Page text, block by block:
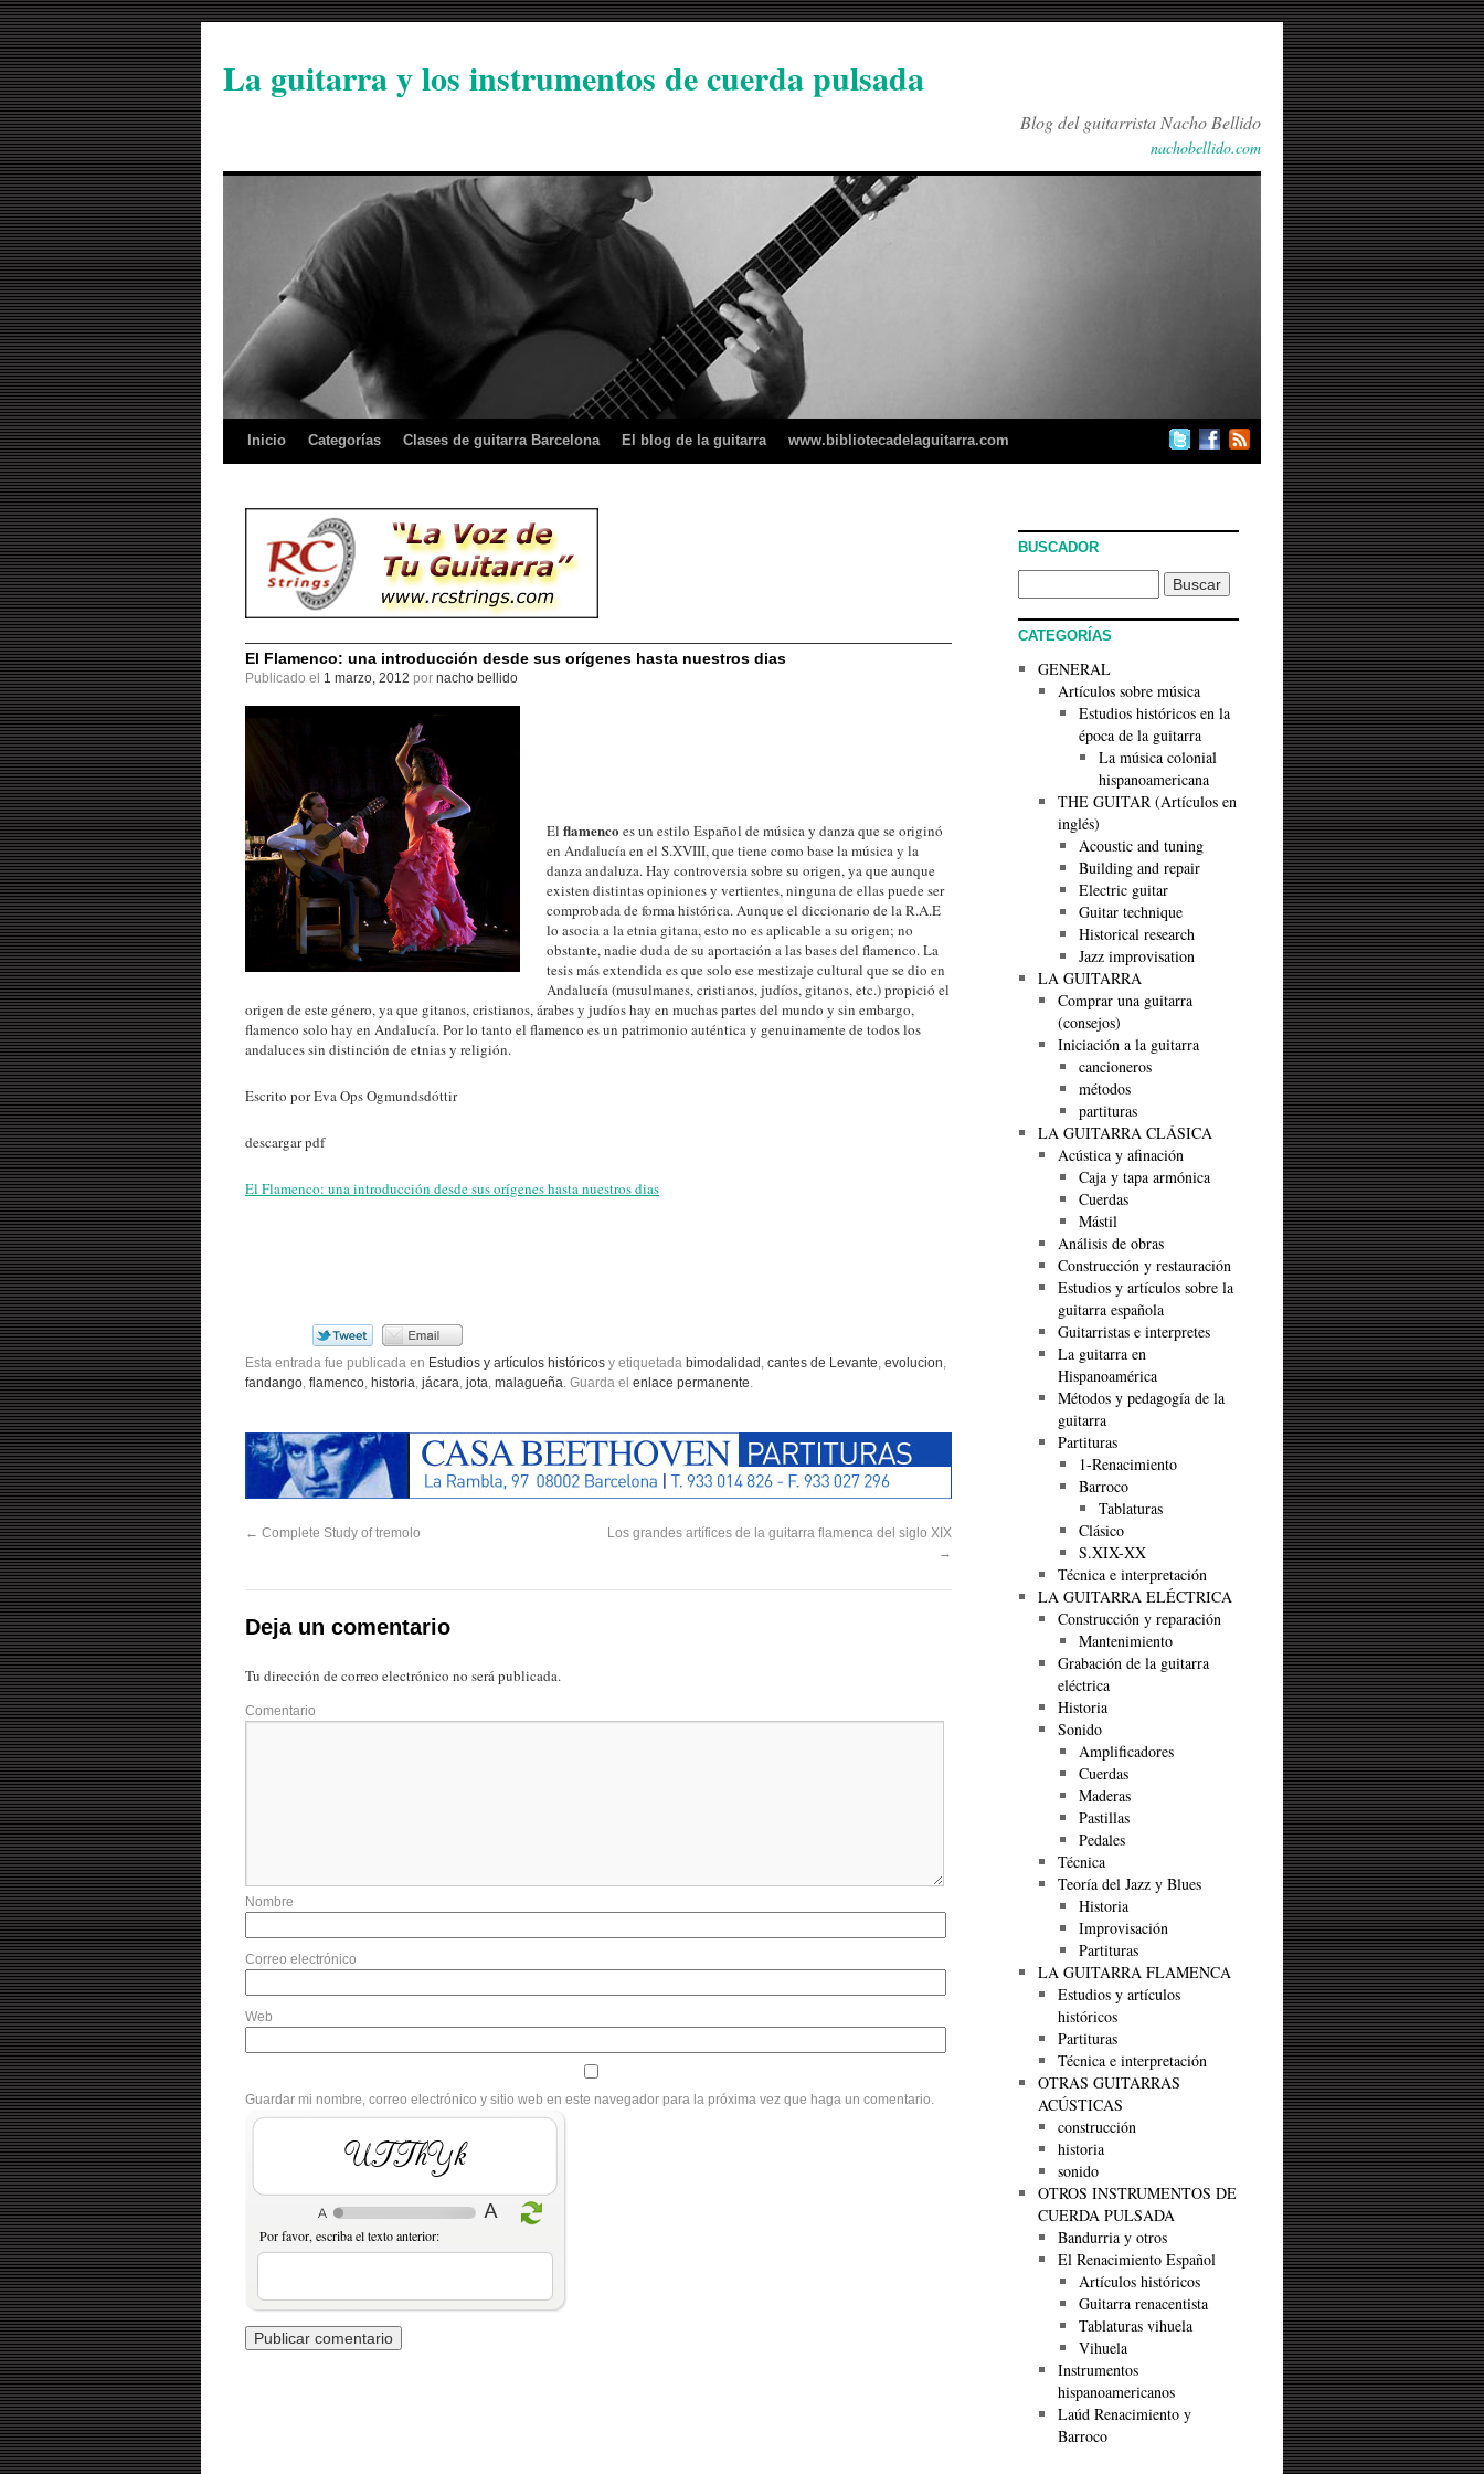
La guitarra y los instrumentos de cuerda pulsada
Blog del guitarrista Nacho Bellido
nachobellido.com
Inicio Categorías Clases de guitarra Barcelona El blog de la guitarra www.bibliotecadelaguitarra.com
El Flamenco: una introducción desde sus orígenes hasta nuestros dias
Publicado el 1 marzo, 2012 por nacho bellido
El flamenco es un estilo Español de música y danza que se originó
en Andalucía en el S.XVIII, que tiene como base la música y la
danza andaluza. Hay controversia sobre su origen, ya que aunque
existen distintas opiniones y vertientes, ninguna de ellas puede ser
comprobada de forma histórica. Aunque el diccionario de la R.A.E
lo asocia a la etnia gitana, esto no es aplicable a su origen; no
obstante, nadie duda de su aportación a las bases del flamenco. La
tesis más extendida es que solo ese mestizaje cultural que se dio en
Andalucía (musulmanes, cristianos, judíos, gitanos, etc.) propició el
origen de este género, ya que gitanos, cristianos, árabes y judíos hay en muchas partes del mundo y sin embargo,
flamenco solo hay en Andalucía. Por lo tanto el flamenco es un patrimonio auténtica y genuinamente de todos los
andaluces sin distinción de etnias y religión.
Escrito por Eva Ops Ogmundsdóttir
descargar pdf
El Flamenco: una introducción desde sus orígenes hasta nuestros dias
Esta entrada fue publicada en Estudios y artículos históricos y etiquetada bimodalidad cantes de Levante evolucion
fandango flamenco historia jácara jota malagueña . Guarda el enlace permanente
← Complete Study of tremolo
Los grandes artífices de la guitarra flamenca del siglo XIX
→
Deja un comentario
Tu dirección de correo electrónico no será publicada.
Comentario
Nombre
Correo electrónico
Web
Guardar mi nombre, correo electrónico y sitio web en este navegador para la próxima vez que haga un comentario.
oAA8qB
Por favor, escriba el texto anterior:
BUSCADOR
CATEGORÍAS
GENERAL
Artículos sobre música
Estudios históricos en la
época de la guitarra
La música colonial
hispanoamericana
THE GUITAR (Artículos en
inglés)
Acoustic and tuning
Building and repair
Electric guitar
Guitar technique
Historical research
Jazz improvisation
LA GUITARRA
Comprar una guitarra
(consejos)
Iniciación a la guitarra
cancioneros
métodos
partituras
LA GUITARRA CLÁSICA
Acústica y afinación
Caja y tapa armónica
Cuerdas
Mástil
Análisis de obras
Construcción y restauración
Estudios y artículos sobre la
guitarra española
Guitarristas e interpretes
La guitarra en
Hispanoamérica
Métodos y pedagogía de la
guitarra
Partituras
1-Renacimiento
Barroco
Tablaturas
Clásico
S.XIX-XX
Técnica e interpretación
LA GUITARRA ELÉCTRICA
Construcción y reparación
Mantenimiento
Grabación de la guitarra
eléctrica
Historia
Sonido
Amplificadores
Cuerdas
Maderas
Pastillas
Pedales
Técnica
Teoría del Jazz y Blues
Historia
Improvisación
Partituras
LA GUITARRA FLAMENCA
Estudios y artículos
históricos
Partituras
Técnica e interpretación
OTRAS GUITARRAS
ACÚSTICAS
construcción
historia
sonido
OTROS INSTRUMENTOS DE
CUERDA PULSADA
Bandurria y otros
El Renacimiento Español
Artículos históricos
Guitarra renacentista
Tablaturas vihuela
Vihuela
Instrumentos
hispanoamericanos
Laúd Renacimiento y
Barroco